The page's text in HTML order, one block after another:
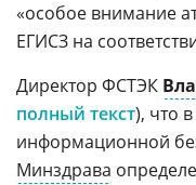
«особое внимание
ЕГИСЗ на
Директор ФСТЭК
полный текст), что
информационной
Минздрава